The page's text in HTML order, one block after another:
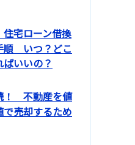
住宅ローン借換
順 いつ？どこ
いいの？
！ 不動産を値
で売却するため